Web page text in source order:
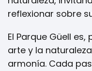
reflexionar sobre
El Parque Güell
arte y la
armonía. Cada